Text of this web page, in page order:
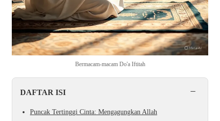
Bermacam-macam Do'a Iftitah
DAFTAR ISI −
Puncak Tertinggi Cinta: Mengagungkan Allah